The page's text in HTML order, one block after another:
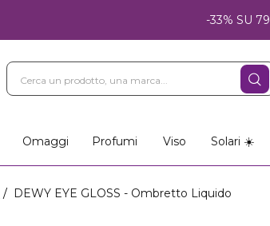
-33% SU
Omaggi Profumi Viso Solari ☀️
DEWY EYE GLOSS - Ombretto Liquido